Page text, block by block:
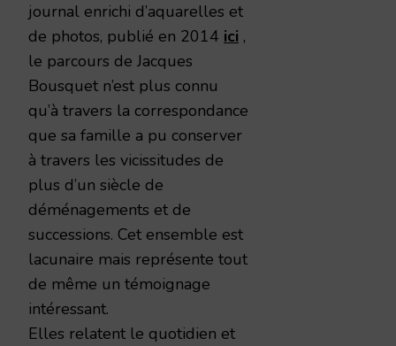
journal enrichi d’aquarelles et
de photos, publié en 2014 ici ,
le parcours de Jacques
Bousquet n’est plus connu
qu’à travers la correspondance
que sa famille a pu conserver
à travers les vicissitudes de
plus d’un siècle de
déménagements et de
successions. Cet ensemble est
lacunaire mais représente tout
de même un témoignage
intéressant.
Elles relatent le quotidien et